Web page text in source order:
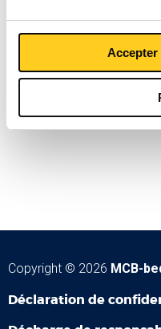
Accepter
Contact ?
Copyright © 2026 MCB-
Déclaration de